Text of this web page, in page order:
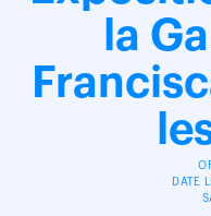
la
DATE